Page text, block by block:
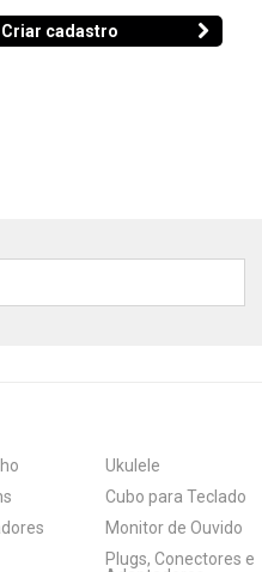
Criar cadastro
Ukulele
Cubo para Teclado
Monitor de Ouvido
Plugs, Conectores e